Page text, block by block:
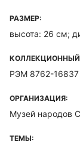
РАЗМЕР:
высота: 26 см;
РЭМ 8762-16837
ОРГАНИЗАЦИЯ:
Музей народов
ТЕМЫ: